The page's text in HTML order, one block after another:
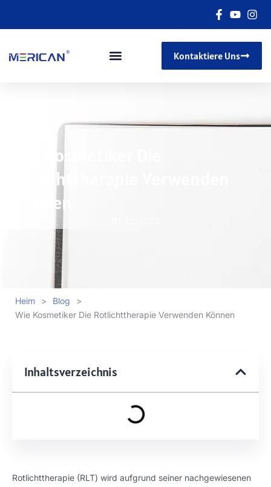
Kontaktiere Uns
Wie Kosmetiker Die
Rotlichttherapie Verwenden
Können
Heim > Blog
>
Wie Kosmetiker Die Rotlichttherapie Verwenden Können
Inhaltsverzeichnis
Rotlichttherapie (RLT) wird aufgrund seiner nachgewiesenen